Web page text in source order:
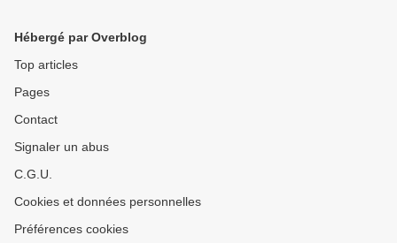
une étude
Hébergé par Overblog
Top articles
Pages
Contact
Signaler un abus
C.G.U.
Cookies et données personnelles
Préférences cookies